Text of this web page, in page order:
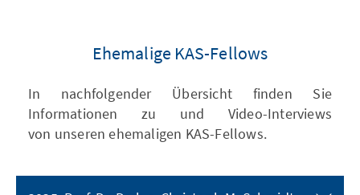
Ehemalige KAS-Fellows
In nachfolgender Übersicht finden Sie
Informationen zu und Video-Interviews
von unseren ehemaligen KAS-Fellows.